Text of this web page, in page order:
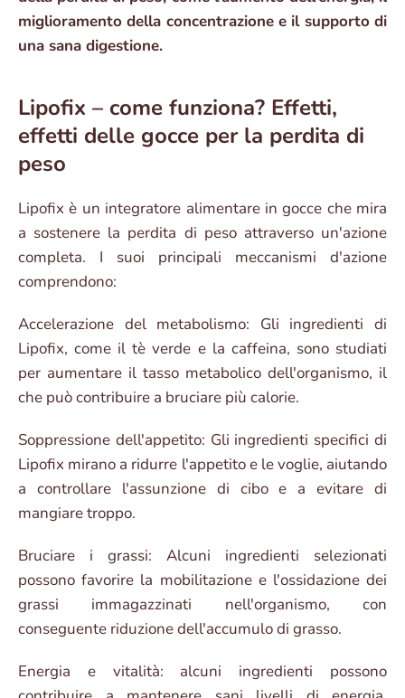
miglioramento della concentrazione e il supporto di
una sana digestione.
Lipofix – come funziona? Effetti,
effetti delle gocce per la perdita di
peso
Lipofix è un integratore alimentare in gocce che mira
a sostenere la perdita di peso attraverso un'azione
completa. I suoi principali meccanismi d'azione
comprendono:
Accelerazione del metabolismo: Gli ingredienti di
Lipofix, come il tè verde e la caffeina, sono studiati
per aumentare il tasso metabolico dell'organismo, il
che può contribuire a bruciare più calorie.
Soppressione dell'appetito: Gli ingredienti specifici di
Lipofix mirano a ridurre l'appetito e le voglie, aiutando
a controllare l'assunzione di cibo e a evitare di
mangiare troppo.
Bruciare i grassi: Alcuni ingredienti selezionati
possono favorire la mobilitazione e l'ossidazione dei
grassi immagazzinati nell'organismo, con
conseguente riduzione dell'accumulo di grasso.
Energia e vitalità: alcuni ingredienti possono